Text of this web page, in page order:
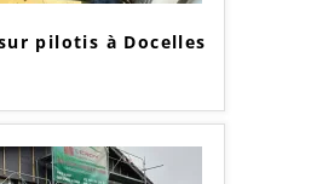
pilotis à Docelles